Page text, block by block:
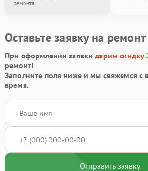
ремонта.
Оставьте заявку на ремонт
При оформлении заявкидарим скидку
ремонт!
Заполните поля ниже и мы свяжемся с
время.
Отправить заявку